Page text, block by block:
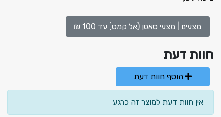
מצעים | מצעי סאטן (אל קמט) עד 100 ₪
חוות דעת
אין חוות דעת למוצר זה כרגע